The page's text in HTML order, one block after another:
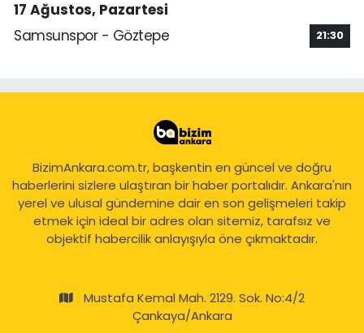
17 Ağustos, Pazartesi
Samsunspor - Göztepe
21:30
BizimAnkara.com.tr, başkentin en güncel ve doğru
haberlerini sizlere ulaştıran bir haber portalıdır. Ankara'nın
yerel ve ulusal gündemine dair en son gelişmeleri takip
etmek için ideal bir adres olan sitemiz, tarafsız ve
objektif habercilik anlayışıyla öne çıkmaktadır.
Mustafa Kemal Mah. 2129. Sok. No:4/2
Çankaya/Ankara